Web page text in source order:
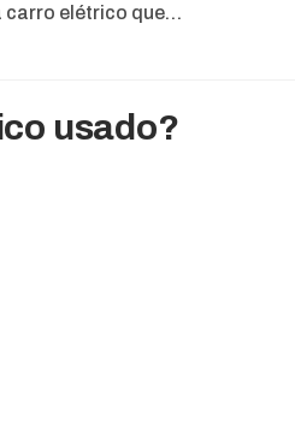
carro elétrico que…
usado?